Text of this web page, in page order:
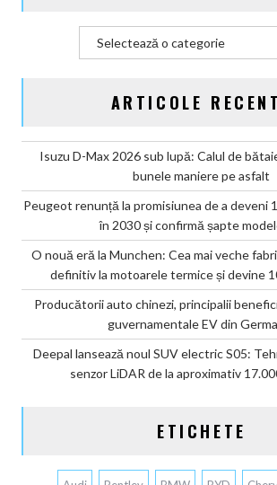
ARTICOLE
Isuzu D-Max 2026 sub lupă: Calul de
bunele maniere pe asfalt
Peugeot renunță la promisiunea de a deveni
în 2030 și confirmă șapte
O nouă eră la Munchen: Cea mai veche
definitiv la motoarele termice și devine
Producătorii auto chinezi, principalii
guvernamentale EV din
Deepal lansează noul SUV electric S05:
senzor LiDAR de la aproximativ
ETICHETE